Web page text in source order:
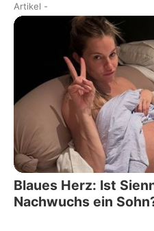
Artikel -
Blaues Herz: Ist
Nachwuchs ein